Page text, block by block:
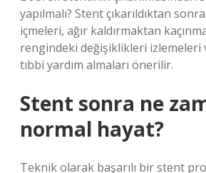
yapılmalı? Stent çıkarıldıktan
içmeleri, ağır kaldırmaktan
rengindeki değişiklikleri izlemeleri
tıbbi yardım almaları önerilir.
Stent sonra ne
normal hayat?
Teknik olarak başarılı bir stent